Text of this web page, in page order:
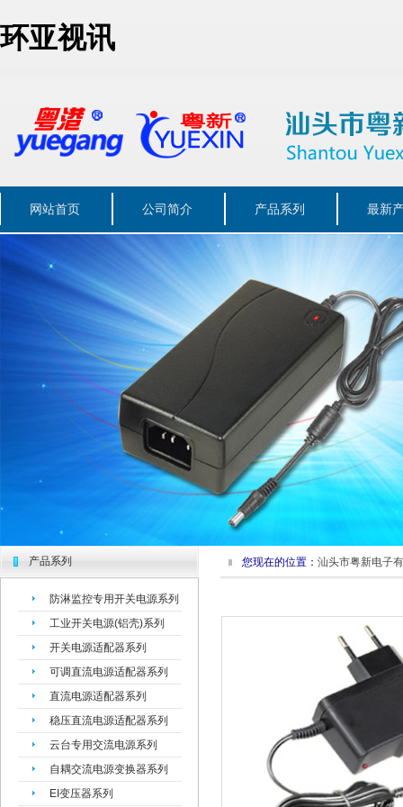
环亚视讯
网站首页 公司简介 产品系列 最新
联系我们
您现在的位置： 汕头市粤新电子
产品系列
防淋监控专用开关电源系列
工业开关电源(铝壳)系列
开关电源适配器系列
可调直流电源适配器系列
直流电源适配器系列
稳压直流电源适配器系列
云台专用交流电源系列
自耦交流电源变换器系列
EI变压器系列